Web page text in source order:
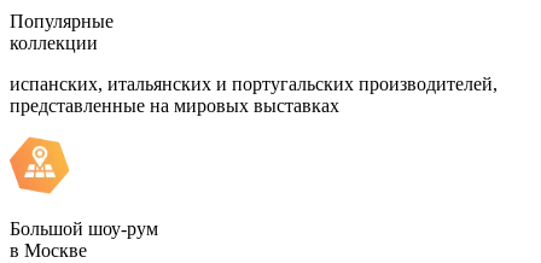
Популярные
коллекции
испанских, итальянских и португальских производителей,
представленные на мировых выставках
Большой шоу-рум
в Москве